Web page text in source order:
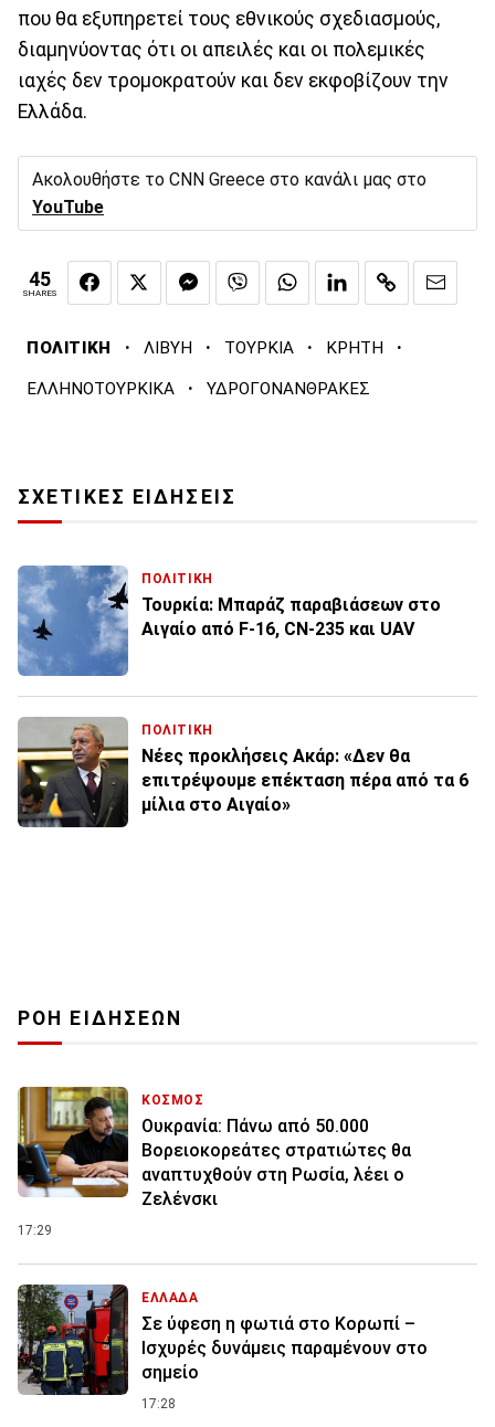
που θα εξυπηρετεί τους εθνικούς σχεδιασμούς,
διαμηνύοντας ότι οι απειλές και οι πολεμικές
ιαχές δεν τρομοκρατούν και δεν εκφοβίζουν την
Ελλάδα.
Ακολουθήστε το CNN Greece στο κανάλι μας στο
YouTube
45
SHARES
ΠΟΛΙΤΙΚΗ · ΛΙΒΥΗ · ΤΟΥΡΚΙΑ · ΚΡΗΤΗ ·
ΕΛΛΗΝΟΤΟΥΡΚΙΚΑ · ΥΔΡΟΓΟΝΑΝΘΡΑΚΕΣ
ΣΧΕΤΙΚΕΣ ΕΙΔΗΣΕΙΣ
ΠΟΛΙΤΙΚΗ
Τουρκία: Μπαράζ παραβιάσεων στο
Αιγαίο από F-16, CN-235 και UAV
ΠΟΛΙΤΙΚΗ
Νέες προκλήσεις Ακάρ: «Δεν θα
επιτρέψουμε επέκταση πέρα από τα 6
μίλια στο Αιγαίο»
ΡΟΗ ΕΙΔΗΣΕΩΝ
ΚΟΣΜΟΣ
Ουκρανία: Πάνω από 50.000
Βορειοκορεάτες στρατιώτες θα
αναπτυχθούν στη Ρωσία, λέει ο
Ζελένσκι
17:29
ΕΛΛΑΔΑ
Σε ύφεση η φωτιά στο Κορωπί –
Ισχυρές δυνάμεις παραμένουν στο
σημείο
17:28